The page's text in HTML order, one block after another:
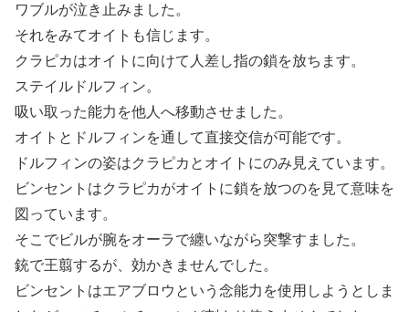
ワブルが泣き止みました。
それをみてオイトも信じます。
クラピカはオイトに向けて人差し指の鎖を放ちます。
ステイルドルフィン。
吸い取った能力を他人へ移動させました。
オイトとドルフィンを通して直接交信が可能です。
ドルフィンの姿はクラピカとオイトにのみ見えています。
ビンセントはクラピカがオイトに鎖を放つのを見て意味を
図っています。
そこでビルが腕をオーラで纏いながら突撃すました。
銃で王翦するが、効かきませんでした。
ビンセントはエアブロウという念能力を使用しようとしま